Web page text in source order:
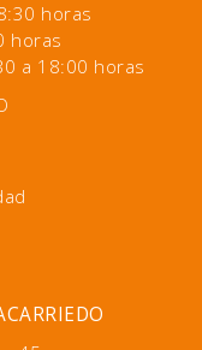
horas
horas
a 18:00 horas